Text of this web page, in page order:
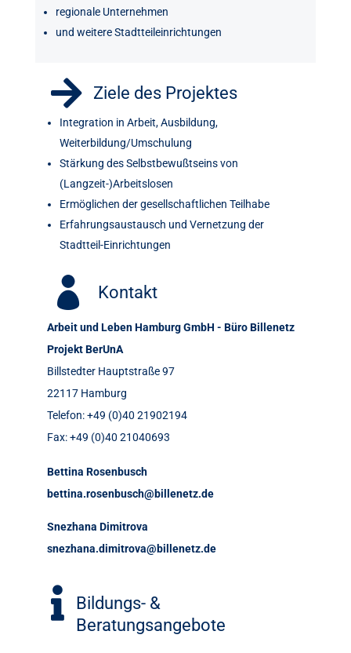
regionale Unternehmen
und weitere Stadtteileinrichtungen
 Ziele des Projektes
Integration in Arbeit, Ausbildung,
Weiterbildung/Umschulung
Stärkung des Selbstbewußtseins von
(Langzeit-)Arbeitslosen
Ermöglichen der gesellschaftlichen Teilhabe
Erfahrungsaustausch und Vernetzung der
Stadtteil-Einrichtungen
 Kontakt
Arbeit und Leben Hamburg GmbH - Büro Billenetz
Projekt BerUnA
Billstedter Hauptstraße 97
22117 Hamburg
Telefon: +49 (0)40 21902194
Fax: +49 (0)40 21040693
Bettina Rosenbusch
bettina.rosenbusch@billenetz.de
Snezhana Dimitrova
snezhana.dimitrova@billenetz.de

Bildungs- &
Beratungsangebote